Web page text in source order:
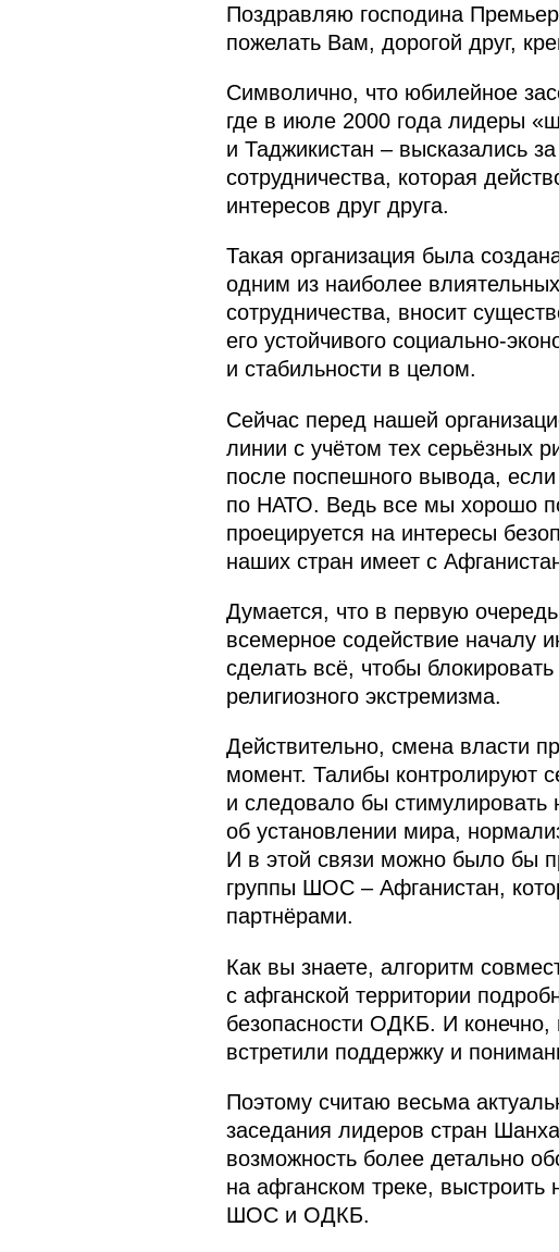
Поздравляю господина
пожелать Вам, дорогой друг,
Символично, что юбилейное
где в июле 2000 годалидеры
и Таджикистан – высказались
сотрудничества, которая
интересов друг друга.
Такая организация была
одним из наиболее
сотрудничества, вносит
его устойчивого социально-
и стабильности в целом.
Сейчас перед нашей
линии с учётом тех серьёзных
после поспешного вывода,
по НАТО. Ведь все мы хорошо
проецируется на интересы
наших стран имеет с
Думается, что в первую
всемерное содействие началу
сделать всё, чтобы
религиозного экстремизма.
Действительно, смена власти
момент. Талибы контролируют
и следовало бы
об установлении мира,
И в этой связи можно было бы
группы ШОС – Афганистан,
партнёрами.
Как вы знаете, алгоритм
с афганской территории
безопасности ОДКБ. И
встретили поддержку и
Поэтому считаю весьма
заседания лидеров стран
возможность более детально
на афганском треке,
ШОС и ОДКБ.